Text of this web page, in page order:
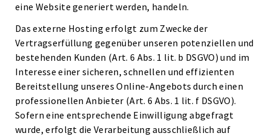
eine Website generiert werden, handeln.
Das externe Hosting erfolgt zum Zwecke der
Vertragserfüllung gegenüber unseren potenziellen und
bestehenden Kunden (Art. 6 Abs. 1 lit. b DSGVO) und im
Interesse einer sicheren, schnellen und effizienten
Bereitstellung unseres Online-Angebots durch einen
professionellen Anbieter (Art. 6 Abs. 1 lit. f DSGVO).
Sofern eine entsprechende Einwilligung abgefragt
wurde, erfolgt die Verarbeitung ausschließlich auf